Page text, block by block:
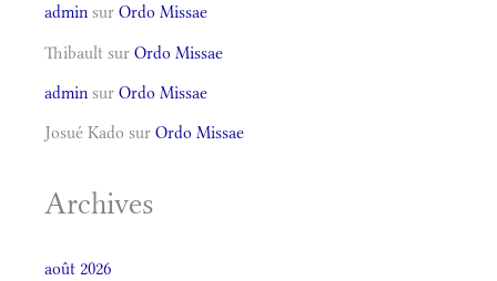
admin sur Ordo Missae
Thibault sur Ordo Missae
admin sur Ordo Missae
Josué Kado sur Ordo Missae
Archives
août 2026